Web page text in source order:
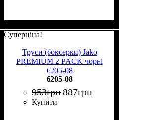
Суперціна!
Труси (боксерки) Jako
PREMIUM 2 PACK чорні
6205-08
6205-08
953грн887грн
Купити